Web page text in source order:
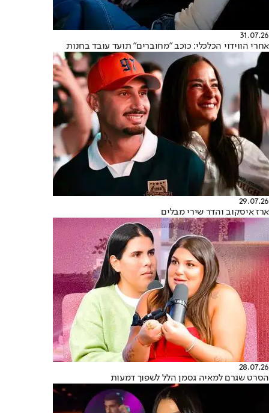
31.07.26
אחרי הווידוי הכלכלי: כוכב "מחוברים" תועד עובד בחנות
29.07.26
ארז איסקוב והדר שירי מבלים
28.07.26
הסרט שגרם למאיה גסמן הלל לשפוך דמעות